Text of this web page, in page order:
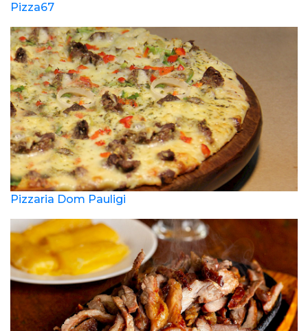
Pizza67
Pizzaria Dom Pauligi